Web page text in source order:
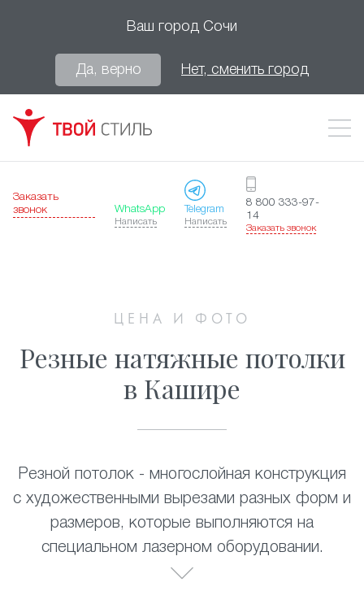
Ваш город Сочи
Да, верно Нет, сменить город
Заказать
звонок
WhatsApp
Написать
Telegram
Написать
8 800 333-97-
14
Заказать звонок
ЦЕНА И ФОТО
Резные натяжные потолки
в Кашире
Резной потолок - многослойная конструкция
с художественными вырезами разных форм и
размеров, которые выполняются на
специальном лазерном оборудовании.